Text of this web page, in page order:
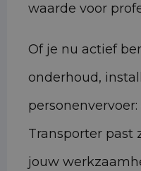
waarde voor
Of je nu actief
onderhoud,
Transporter past
jouw